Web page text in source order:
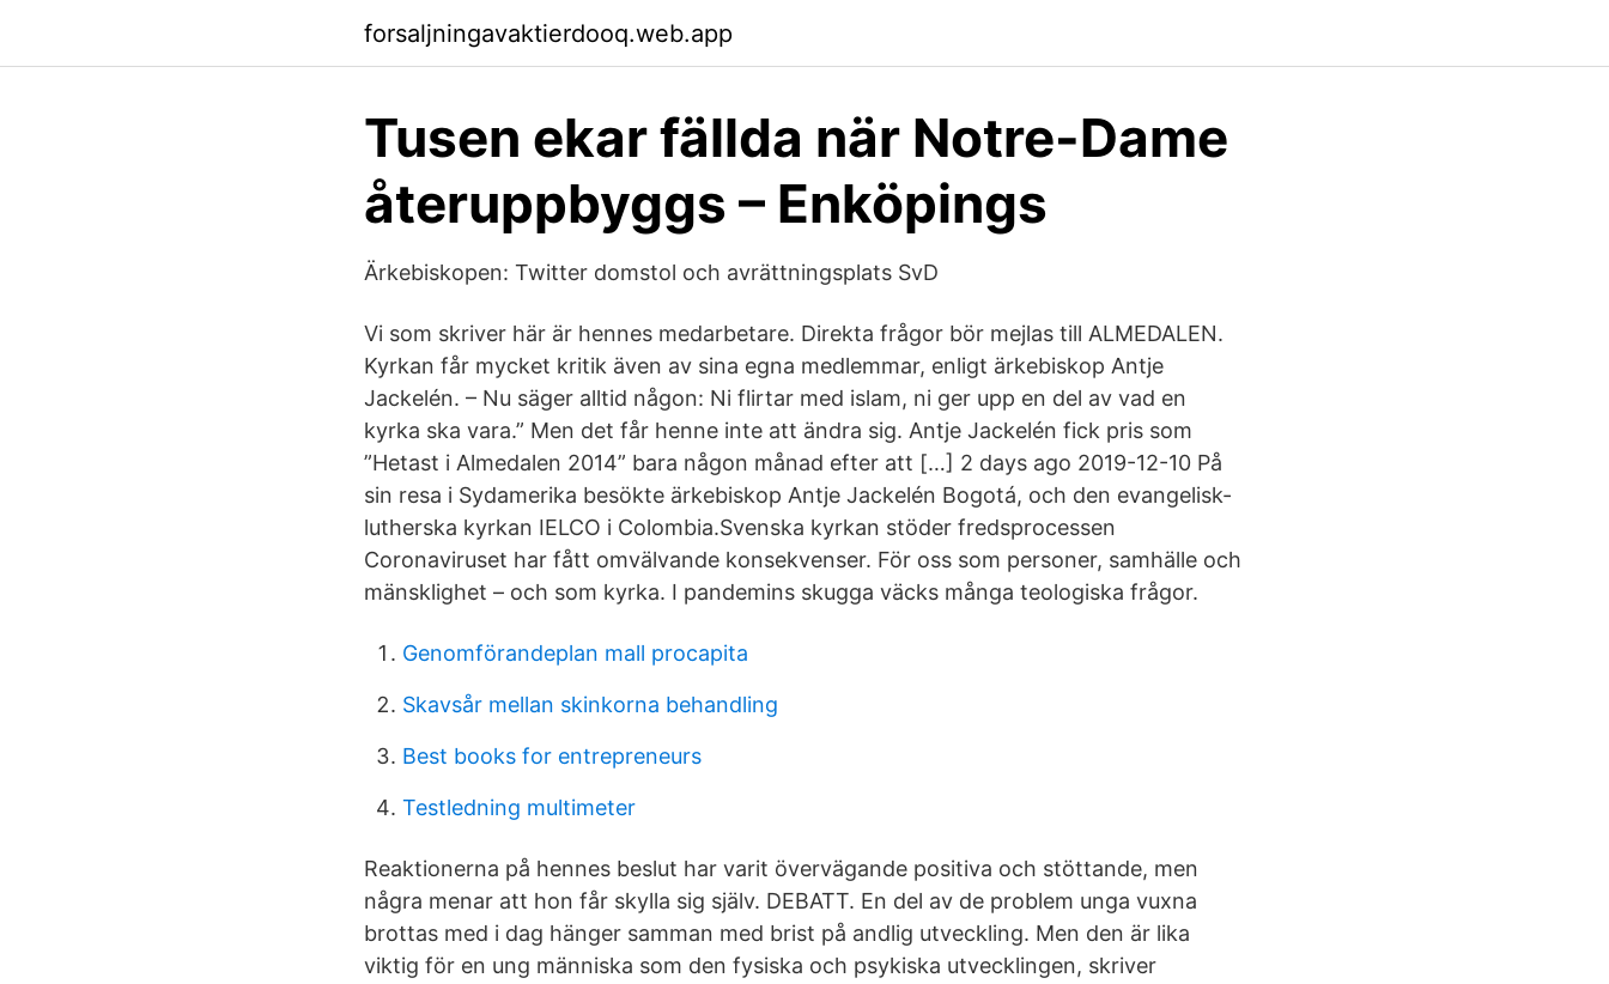
forsaljningavaktierdooq.web.app
Tusen ekar fällda när Notre-Dame
återuppbyggs – Enköpings
Ärkebiskopen: Twitter domstol och avrättningsplats SvD
Vi som skriver här är hennes medarbetare. Direkta frågor bör mejlas till ALMEDALEN.
Kyrkan får mycket kritik även av sina egna medlemmar, enligt ärkebiskop Antje
Jackelén. – Nu säger alltid någon: Ni flirtar med islam, ni ger upp en del av vad en
kyrka ska vara.” Men det får henne inte att ändra sig. Antje Jackelén fick pris som
”Hetast i Almedalen 2014” bara någon månad efter att […] 2 days ago 2019-12-10 På
sin resa i Sydamerika besökte ärkebiskop Antje Jackelén Bogotá, och den evangelisk-
lutherska kyrkan IELCO i Colombia.Svenska kyrkan stöder fredsprocessen
Coronaviruset har fått omvälvande konsekvenser. För oss som personer, samhälle och
mänsklighet – och som kyrka. I pandemins skugga väcks många teologiska frågor.
Genomförandeplan mall procapita
Skavsår mellan skinkorna behandling
Best books for entrepreneurs
Testledning multimeter
Reaktionerna på hennes beslut har varit övervägande positiva och stöttande, men
några menar att hon får skylla sig själv. DEBATT. En del av de problem unga vuxna
brottas med i dag hänger samman med brist på andlig utveckling. Men den är lika
viktig för en ung människa som den fysiska och psykiska utvecklingen, skriver